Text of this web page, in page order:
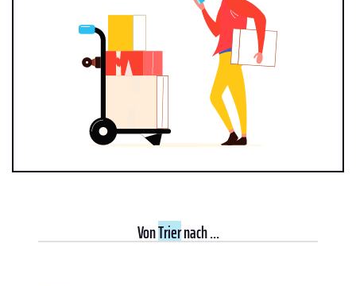
VonTriernach ...